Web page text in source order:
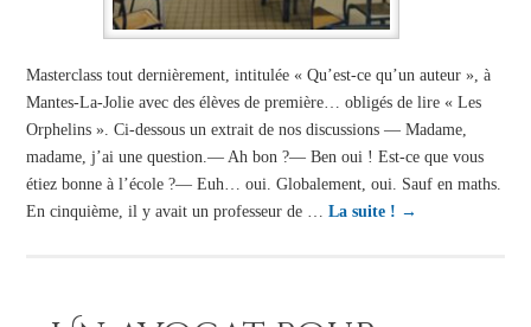
Masterclass tout dernièrement, intitulée « Qu’est-ce qu’un auteur », à
Mantes-La-Jolie avec des élèves de première… obligés de lire « Les
Orphelins ». Ci-dessous un extrait de nos discussions — Madame,
madame, j’ai une question.— Ah bon ?— Ben oui ! Est-ce que vous
étiez bonne à l’école ?— Euh… oui. Globalement, oui. Sauf en maths.
En cinquième, il y avait un professeur de … La suite ! →